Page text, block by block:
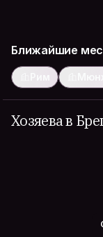
Ближайшие
Рим
Хозяева в